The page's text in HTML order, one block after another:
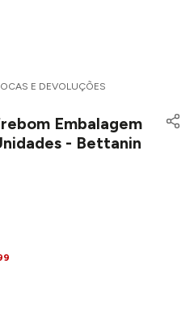
E DEVOLUÇÕES
Embalagem
- Bettanin